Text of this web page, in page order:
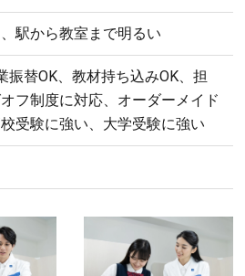
駅から教室まで明るい
替OK、教材持ち込みOK、担
フ制度に対応、オーダーメイド
受験に強い、大学受験に強い